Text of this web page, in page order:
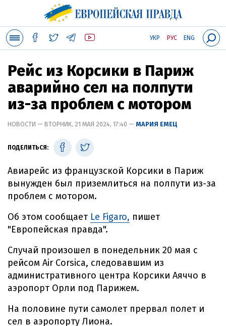
УКР РУС ENG
Рейс из Корсики в Париж
аварийно сел на полпути
из-за проблем с мотором
НОВОСТИ — ВТОРНИК, 21 МАЯ 2024, 17:40 — МАРИЯ ЕМЕЦ
ПОДЕЛИТЬСЯ:
Авиарейс из французской Корсики в Париж
вынужден был приземлиться на полпути из-за
проблем с мотором.
Об этом сообщает Le Figaro, пишет
"Европейская правда".
Случай произошел в понедельник 20 мая с
рейсом Air Corsica, следовавшим из
административного центра Корсики Аяччо в
аэропорт Орли под Парижем.
На половине пути самолет прервал полет и
сел в аэропорту Лиона.